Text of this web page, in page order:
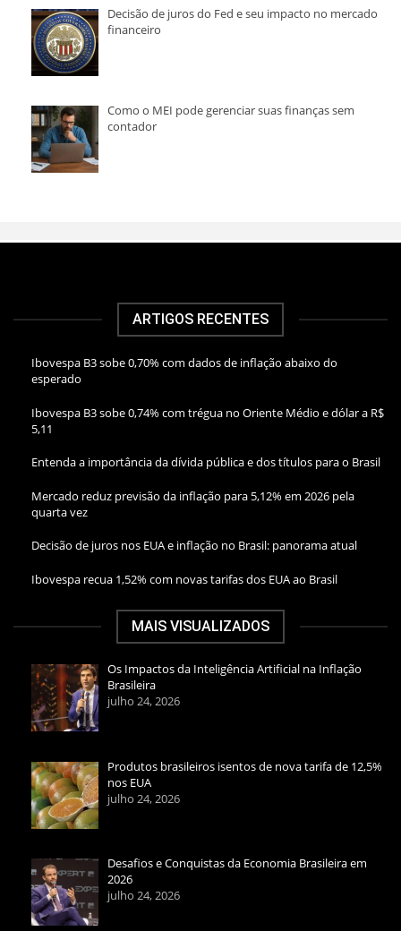
Decisão de juros do Fed e seu impacto no mercado
financeiro
Como o MEI pode gerenciar suas finanças sem
contador
ARTIGOS RECENTES
Ibovespa B3 sobe 0,70% com dados de inflação abaixo do
esperado
Ibovespa B3 sobe 0,74% com trégua no Oriente Médio e dólar a R$
5,11
Entenda a importância da dívida pública e dos títulos para o Brasil
Mercado reduz previsão da inflação para 5,12% em 2026 pela
quarta vez
Decisão de juros nos EUA e inflação no Brasil: panorama atual
Ibovespa recua 1,52% com novas tarifas dos EUA ao Brasil
MAIS VISUALIZADOS
Os Impactos da Inteligência Artificial na Inflação
Brasileira
julho 24, 2026
Produtos brasileiros isentos de nova tarifa de 12,5%
nos EUA
julho 24, 2026
Desafios e Conquistas da Economia Brasileira em
2026
julho 24, 2026